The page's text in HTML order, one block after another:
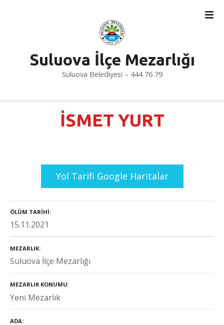
Suluova İlçe Mezarlığı
Suluova Belediyesi – 444 76 79
İSMET YURT
Yol Tarifi Google Haritalar
ÖLÜM TARIHI
15.11.2021
MEZARLIK
Suluova İlçe Mezarlığı
MEZARLIK KONUMU
Yeni Mezarlık
ADA